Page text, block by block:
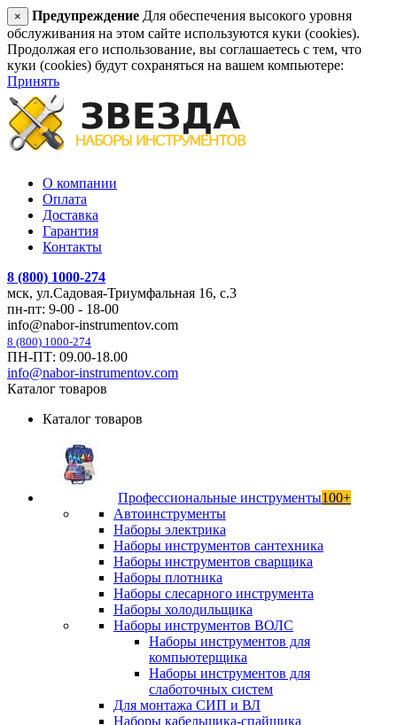
× Предупреждение Для обеспечения высокого уровня
обслуживания на этом сайте используются куки (cookies).
Продолжая его использование, вы соглашаетесь с тем, что
куки (cookies) будут сохраняться на вашем компьютере:
Принять
О компании
Оплата
Доставка
Гарантия
Контакты
8 (800) 1000-274
мск, ул.Садовая-Триумфальная 16, с.3
пн-пт: 9-00 - 18-00
info@nabor-instrumentov.com
8 (800) 1000-274
ПН-ПТ: 09.00-18.00
info@nabor-instrumentov.com
Каталог товаров
Каталог товаров
Профессиональные инструменты100+
Автоинструменты
Наборы электрика
Наборы инструментов сантехника
Наборы инструментов сварщика
Наборы плотника
Наборы слесарного инструмента
Наборы холодильщика
Наборы инструментов ВОЛС
Наборы инструментов для
компьютерщика
Наборы инструментов для
слаботочных систем
Для монтажа СИП и ВЛ
Наборы кабельщика-спайщика